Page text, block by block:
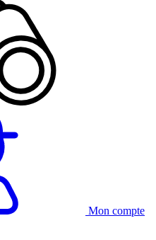
Mon compte